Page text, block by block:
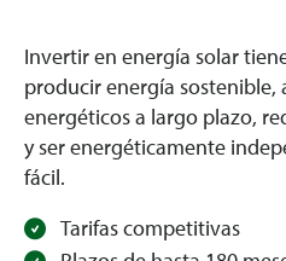
Invertir en energía solar
producir energía sostenible,
energéticos a largo plazo,
y ser energéticamente
fácil.
Tarifas competitivas